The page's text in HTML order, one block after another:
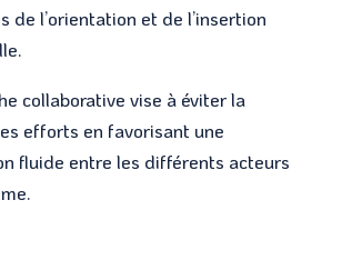
de l’orientation et de l’insertion
collaborative vise à éviter la
efforts en favorisant une
fluide entre les différents acteurs